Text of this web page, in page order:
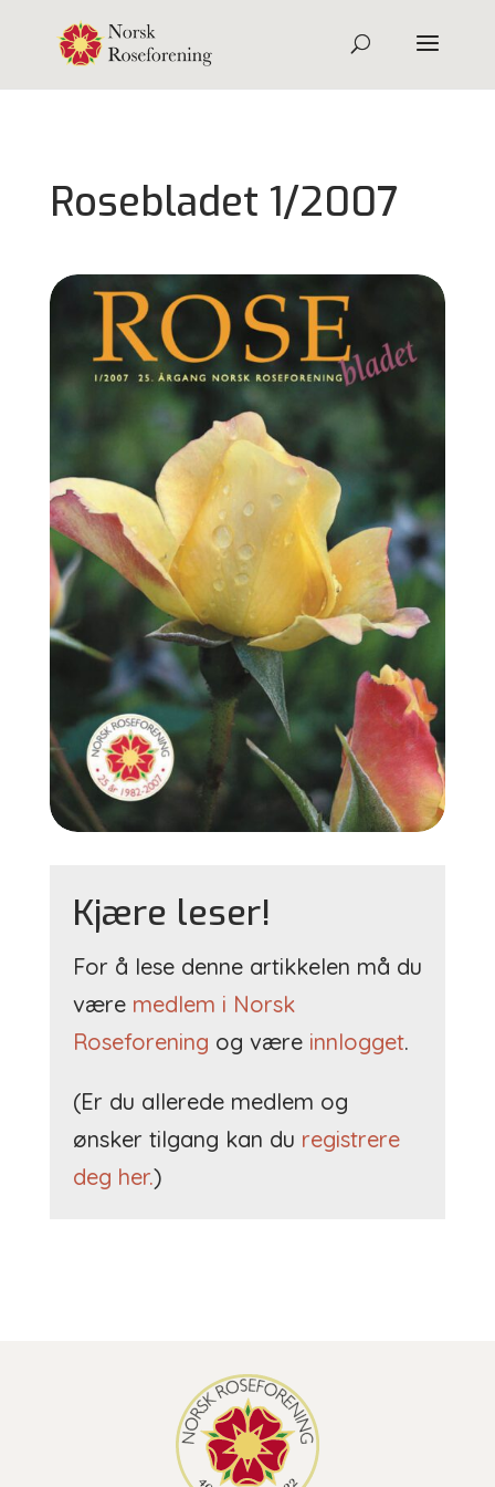
Rosebladet 1/2007
Kjære leser!
For å lese denne artikkelen må du
være medlem i Norsk
Roseforening og være innlogget.
(Er du allerede medlem og
ønsker tilgang kan du registrere
deg her.)